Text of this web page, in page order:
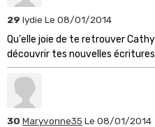
29 lydie Le 08/01/2014
Qu'elle joie de te retrouver
découvrir tes nouvelles écritures
30 Maryvonne35 Le 08/01/2014